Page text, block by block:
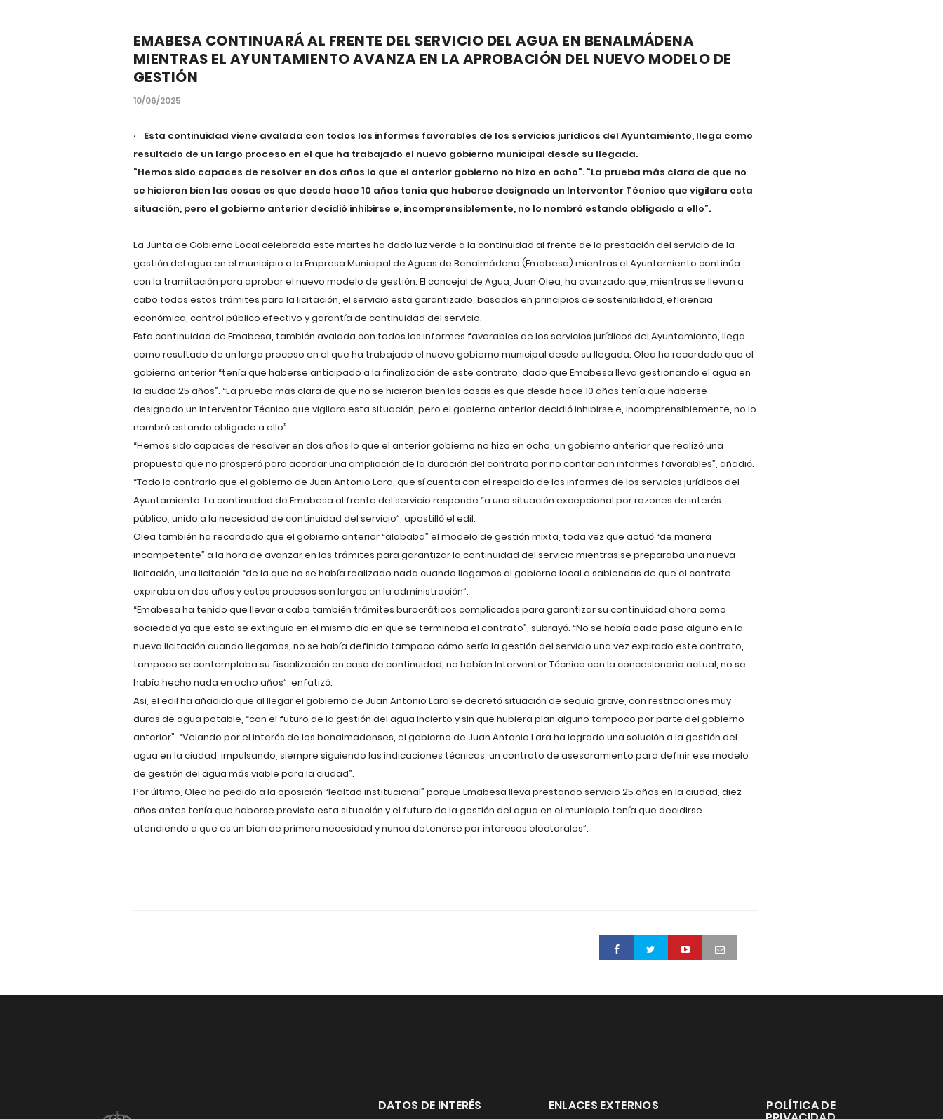
EMABESA CONTINUARÁ AL FRENTE DEL SERVICIO DEL AGUA EN BENALMÁDENA
MIENTRAS EL AYUNTAMIENTO AVANZA EN LA APROBACIÓN DEL NUEVO MODELO DE
GESTIÓN
10/06/2025
· Esta continuidad viene avalada con todos los informes favorables de los servicios jurídicos del Ayuntamiento, llega como
resultado de un largo proceso en el que ha trabajado el nuevo gobierno municipal desde su llegada.
“Hemos sido capaces de resolver en dos años lo que el anterior gobierno no hizo en ocho”. “La prueba más clara de que no
se hicieron bien las cosas es que desde hace 10 años tenía que haberse designado un Interventor Técnico que vigilara esta
situación, pero el gobierno anterior decidió inhibirse e, incomprensiblemente, no lo nombró estando obligado a ello”.
La Junta de Gobierno Local celebrada este martes ha dado luz verde a la continuidad al frente de la prestación del servicio de la
gestión del agua en el municipio a la Empresa Municipal de Aguas de Benalmádena (Emabesa) mientras el Ayuntamiento continúa
con la tramitación para aprobar el nuevo modelo de gestión. El concejal de Agua, Juan Olea, ha avanzado que, mientras se llevan a
cabo todos estos trámites para la licitación, el servicio está garantizado, basados en principios de sostenibilidad, eficiencia
económica, control público efectivo y garantía de continuidad del servicio.
Esta continuidad de Emabesa, también avalada con todos los informes favorables de los servicios jurídicos del Ayuntamiento, llega
como resultado de un largo proceso en el que ha trabajado el nuevo gobierno municipal desde su llegada. Olea ha recordado que el
gobierno anterior “tenía que haberse anticipado a la finalización de este contrato, dado que Emabesa lleva gestionando el agua en
la ciudad 25 años”. “La prueba más clara de que no se hicieron bien las cosas es que desde hace 10 años tenía que haberse
designado un Interventor Técnico que vigilara esta situación, pero el gobierno anterior decidió inhibirse e, incomprensiblemente, no lo
nombró estando obligado a ello”.
“Hemos sido capaces de resolver en dos años lo que el anterior gobierno no hizo en ocho, un gobierno anterior que realizó una
propuesta que no prosperó para acordar una ampliación de la duración del contrato por no contar con informes favorables”, añadió.
“Todo lo contrario que el gobierno de Juan Antonio Lara, que sí cuenta con el respaldo de los informes de los servicios jurídicos del
Ayuntamiento. La continuidad de Emabesa al frente del servicio responde “a una situación excepcional por razones de interés
público, unido a la necesidad de continuidad del servicio”, apostilló el edil.
Olea también ha recordado que el gobierno anterior “alababa” el modelo de gestión mixta, toda vez que actuó “de manera
incompetente” a la hora de avanzar en los trámites para garantizar la continuidad del servicio mientras se preparaba una nueva
licitación, una licitación “de la que no se había realizado nada cuando llegamos al gobierno local a sabiendas de que el contrato
expiraba en dos años y estos procesos son largos en la administración”.
“Emabesa ha tenido que llevar a cabo también trámites burocráticos complicados para garantizar su continuidad ahora como
sociedad ya que esta se extinguía en el mismo día en que se terminaba el contrato”, subrayó. “No se había dado paso alguno en la
nueva licitación cuando llegamos, no se había definido tampoco cómo sería la gestión del servicio una vez expirado este contrato,
tampoco se contemplaba su fiscalización en caso de continuidad, no habían Interventor Técnico con la concesionaria actual, no se
había hecho nada en ocho años”, enfatizó.
Así, el edil ha añadido que al llegar el gobierno de Juan Antonio Lara se decretó situación de sequía grave, con restricciones muy
duras de agua potable, “con el futuro de la gestión del agua incierto y sin que hubiera plan alguno tampoco por parte del gobierno
anterior”. “Velando por el interés de los benalmadenses, el gobierno de Juan Antonio Lara ha logrado una solución a la gestión del
agua en la ciudad, impulsando, siempre siguiendo las indicaciones técnicas, un contrato de asesoramiento para definir ese modelo
de gestión del agua más viable para la ciudad”.
Por último, Olea ha pedido a la oposición “lealtad institucional” porque Emabesa lleva prestando servicio 25 años en la ciudad, diez
años antes tenía que haberse previsto esta situación y el futuro de la gestión del agua en el municipio tenía que decidirse
atendiendo a que es un bien de primera necesidad y nunca detenerse por intereses electorales”.
DATOS DE INTERÉS ENLACES EXTERNOS POLÍTICA DE